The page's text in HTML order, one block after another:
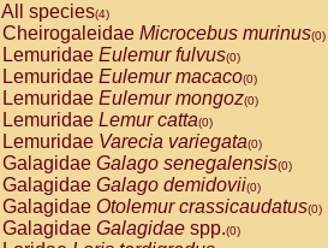
All species(4)
Cheirogaleidae Microcebus murinus(0)
Lemuridae Eulemur fulvus(0)
Lemuridae Eulemur macaco(0)
Lemuridae Eulemur mongoz(0)
Lemuridae Lemur catta(0)
Lemuridae Varecia variegata(0)
Galagidae Galago senegalensis(0)
Galagidae Galago demidovii(0)
Galagidae Otolemur crassicaudatus(0)
Galagidae Galagidae spp.(0)